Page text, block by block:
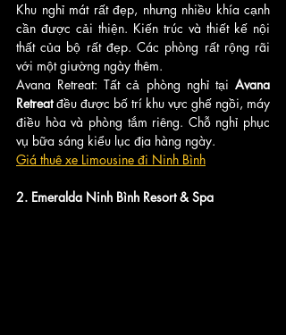
Khu nghỉ mát rất đẹp, nhưng nhiều khía cạnh
cần được cải thiện. Kiến trúc và thiết kế nội
thất của bộ rất đẹp. Các phòng rất rộng rãi
với một giường ngày thêm.
Avana Retreat: Tất cả phòng nghỉ tại Avana
Retreat đều được bố trí khu vực ghế ngồi, máy
điều hòa và phòng tắm riêng. Chỗ nghỉ phục
vụ bữa sáng kiểu lục địa hàng ngày.
Giá thuê xe Limousine đi Ninh Bình
2. Emeralda Ninh Bình Resort & Spa